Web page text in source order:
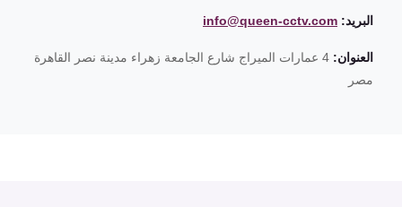
البريد: info@queen-cctv.com
العنوان:
4 عمارات الميراج شارع الجامعة زهراء مدينة نصر القاهرة
مصر